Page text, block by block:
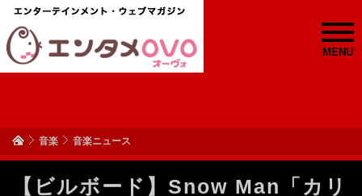
MENU
音楽 音楽ニュース
【ビルボード】Snow Man「カリ